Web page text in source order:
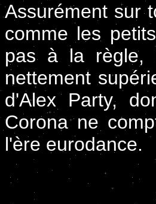
Assurément sur
comme les
pas à la règle,
nettement
d'Alex Party,
Corona ne
l'ère eurodance.